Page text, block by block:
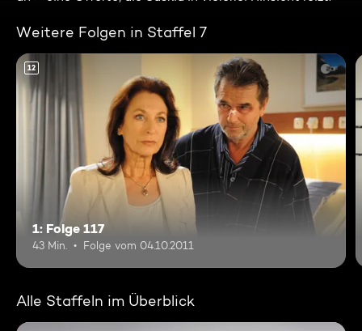
Weitere Folgen in Staffel 7
12
1: Folge 117
43 Min. Folge vom 04.10.2011
Alle Staffeln im Überblick